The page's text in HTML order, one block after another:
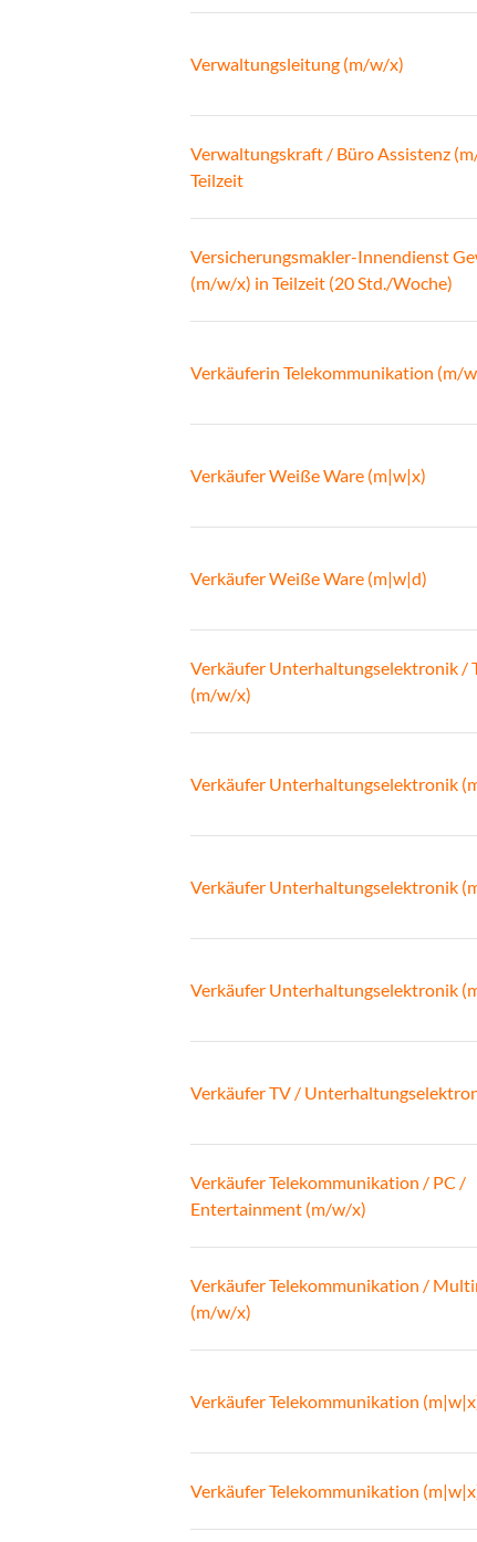
Verwaltungsleitung (m/w/x)
Verwaltungskraft / Büro Assistenz
Teilzeit
Versicherungsmakler-Innendienst
(m/w/x) in Teilzeit (20 Std./Woche)
Verkäuferin Telekommunikation (m/
Verkäufer Weiße Ware (m|w|x)
Verkäufer Weiße Ware (m|w|d)
Verkäufer Unterhaltungselektronik /
(m/w/x)
Verkäufer Unterhaltungselektronik
Verkäufer Unterhaltungselektronik
Verkäufer Unterhaltungselektronik
Verkäufer TV /
Verkäufer Telekommunikation / PC /
Entertainment (m/w/x)
Verkäufer Telekommunikation /
(m/w/x)
Verkäufer Telekommunikation
Verkäufer Telekommunikation